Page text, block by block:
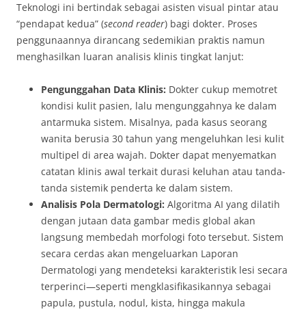
Teknologi ini bertindak sebagai asisten visual pintar atau
“pendapat kedua” (second reader) bagi dokter. Proses
penggunaannya dirancang sedemikian praktis namun
menghasilkan luaran analisis klinis tingkat lanjut:
Pengunggahan Data Klinis: Dokter cukup memotret
kondisi kulit pasien, lalu mengunggahnya ke dalam
antarmuka sistem. Misalnya, pada kasus seorang
wanita berusia 30 tahun yang mengeluhkan lesi kulit
multipel di area wajah. Dokter dapat menyematkan
catatan klinis awal terkait durasi keluhan atau tanda-
tanda sistemik penderta ke dalam sistem.
Analisis Pola Dermatologi: Algoritma AI yang dilatih
dengan jutaan data gambar medis global akan
langsung membedah morfologi foto tersebut. Sistem
secara cerdas akan mengeluarkan Laporan
Dermatologi yang mendeteksi karakteristik lesi secara
terperinci—seperti mengklasifikasikannya sebagai
papula, pustula, nodul, kista, hingga makula